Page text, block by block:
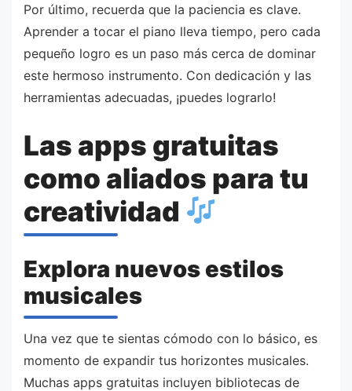
Por último, recuerda que la paciencia es clave.
Aprender a tocar el piano lleva tiempo, pero cada
pequeño logro es un paso más cerca de dominar
este hermoso instrumento. Con dedicación y las
herramientas adecuadas, ¡puedes lograrlo!
Las apps gratuitas
como aliados para tu
creatividad
Explora nuevos estilos
musicales
Una vez que te sientas cómodo con lo básico, es
momento de expandir tus horizontes musicales.
Muchas apps gratuitas incluyen bibliotecas de